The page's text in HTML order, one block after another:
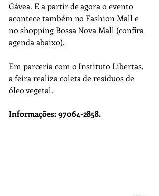
Gávea. E a partir de agora o evento
acontece também no Fashion Mall e
no shopping Bossa Nova Mall (confira
agenda abaixo).
Em parceria com o Instituto Libertas,
a feira realiza coleta de resíduos de
óleo vegetal.
Informações: 97064-2858.